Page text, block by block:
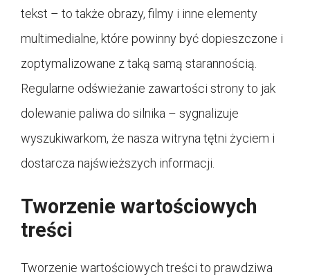
tekst – to także obrazy, filmy i inne elementy
multimedialne, które powinny być dopieszczone i
zoptymalizowane z taką samą starannością.
Regularne odświeżanie zawartości strony to jak
dolewanie paliwa do silnika – sygnalizuje
wyszukiwarkom, że nasza witryna tętni życiem i
dostarcza najświeższych informacji.
Tworzenie wartościowych
treści
Tworzenie wartościowych treści to prawdziwa